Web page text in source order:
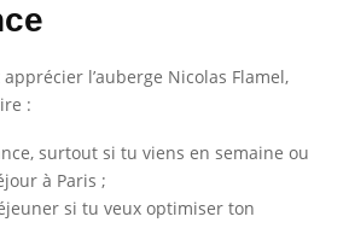
l’auberge Nicolas Flamel,
:
surtout si tu viens en semaine ou
à Paris ;
si tu veux optimiser ton